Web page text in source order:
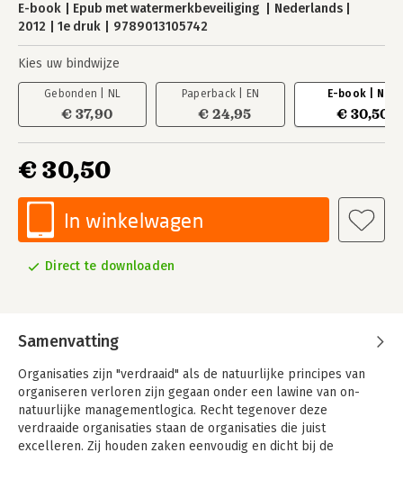
E-book Epub met watermerkbeveiliging
Nederlands
2012
1e druk 9789013105742
Kies uw bindwijze
Gebonden | NL
€ 37,90
Paperback | EN
€ 24,95
E-book | NL
€ 30,50
€ 30,50
In winkelwagen
Direct te downloaden
Samenvatting
Organisaties zijn "verdraaid" als de natuurlijke principes van
organiseren verloren zijn gegaan onder een lawine van on-
natuurlijke managementlogica. Recht tegenover deze
verdraaide organisaties staan de organisaties die juist
excelleren. Zij houden zaken eenvoudig en dicht bij de